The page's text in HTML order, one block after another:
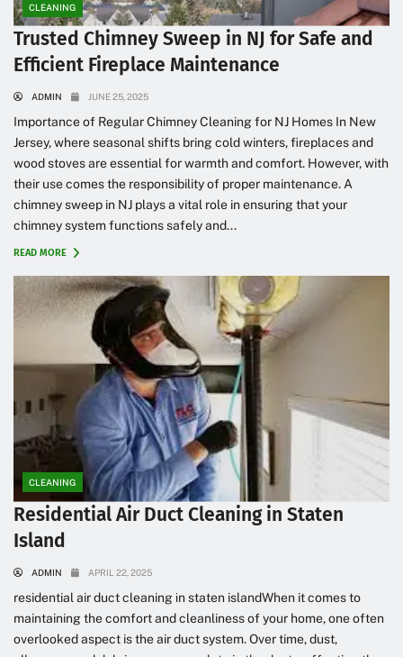
CLEANING
Trusted Chimney Sweep in NJ for Safe and
Efficient Fireplace Maintenance
ADMIN JUNE 25, 2025
Importance of Regular Chimney Cleaning for NJ Homes In New
Jersey, where seasonal shifts bring cold winters, fireplaces and
wood stoves are essential for warmth and comfort. However, with
their use comes the responsibility of proper maintenance. A
chimney sweep in NJ plays a vital role in ensuring that your
chimney system functions safely and...
READ MORE
CLEANING
Residential Air Duct Cleaning in Staten
Island
ADMIN APRIL 22, 2025
residential air duct cleaning іn staten islandWhen it comes to
maintaining the comfort and cleanliness of your home, one often
overlooked aspect is the air duct system. Over time, dust,